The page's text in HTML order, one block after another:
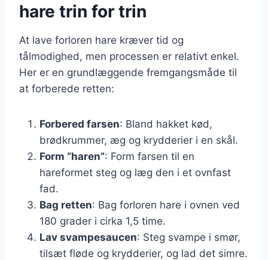
hare trin for trin
At lave forloren hare kræver tid og
tålmodighed, men processen er relativt enkel.
Her er en grundlæggende fremgangsmåde til
at forberede retten:
Forbered farsen: Bland hakket kød,
brødkrummer, æg og krydderier i en skål.
Form “haren”: Form farsen til en
hareformet steg og læg den i et ovnfast
fad.
Bag retten: Bag forloren hare i ovnen ved
180 grader i cirka 1,5 time.
Lav svampesaucen: Steg svampe i smør,
tilsæt fløde og krydderier, og lad det simre.